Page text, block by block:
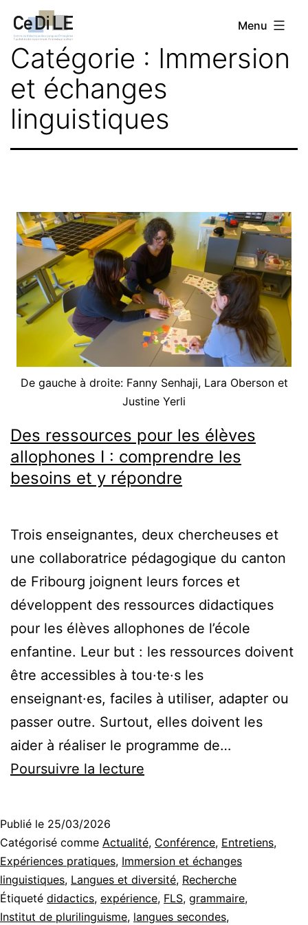
au
contenu
CeDiLE Menu
Catégorie : Immersion
et échanges
linguistiques
De gauche à droite: Fanny Senhaji, Lara Oberson et
Justine Yerli
Des ressources pour les élèves
allophones I : comprendre les
besoins et y répondre
Trois enseignantes, deux chercheuses et
une collaboratrice pédagogique du canton
de Fribourg joignent leurs forces et
développent des ressources didactiques
pour les élèves allophones de l’école
enfantine. Leur but : les ressources doivent
être accessibles à tou·te·s les
enseignant·es, faciles à utiliser, adapter ou
passer outre. Surtout, elles doivent les
aider à réaliser le programme de…
Poursuivre la lecture
les
élèves
allophones
I :
Publié le 25/03/2026
Catégorisé comme Actualité, Conférence, Entretiens,
Expériences pratiques, Immersion et échanges
linguistiques, Langues et diversité, Recherche
Étiqueté didactics, expérience, FLS, grammaire,
Institut de plurilinguisme, langues secondes,